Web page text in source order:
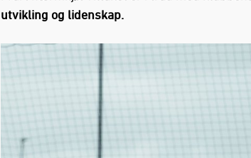
utvikling og lidenskap.